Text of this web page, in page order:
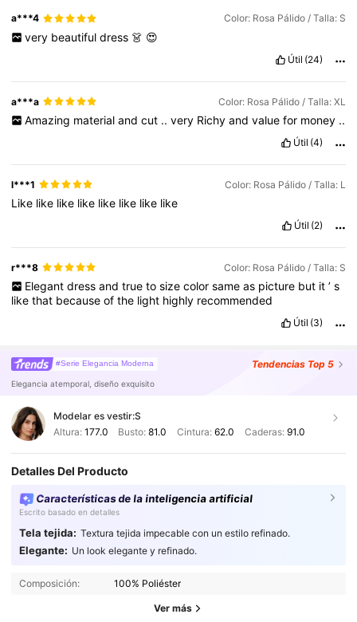
a***4 Color: Rosa Pálido / Talla: S
very beautiful dress 👗 😍
Útil (24)
a***a Color: Rosa Pálido / Talla: XL
Amazing material and cut .. very Richy and value for money ..
Útil (4)
l***1 Color: Rosa Pálido / Talla: L
Like like like like like like like like
Útil (2)
r***8 Color: Rosa Pálido / Talla: S
Elegant dress and true to size color same as picture but it ’ s
likethat becauseofthe light highly recommended
Útil (3)
#Serie Elegancia Moderna Tendencias Top 5
Elegancia atemporal, diseño exquisito
Modelar es vestir:S
Altura: 177.0 Busto:81.0 Cintura: 62.0 Caderas: 91.0
Detalles Del Producto
Características de la inteligencia artificial
Escrito basado en detalles
Tela tejida: Textura tejida impecable con un estilo refinado.
Elegante: Un look elegante y refinado.
Composición: 100% Poliéster
Ver más